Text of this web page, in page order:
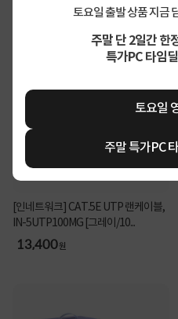
토요일 출발 상품 지금
주말 단 2일간 한
특가PC 타임
토요일
주말 특가PC
토요일출발 비슷한 상품
[인네트워크] CAT.5E UTP 랜케이블,
IN-5UTP100MG [그레이/10...
13,400원